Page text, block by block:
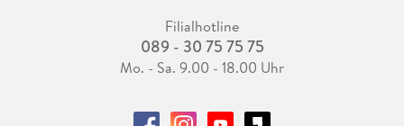
Filialhotline
089 - 30 75 75 75
Mo. - Sa. 9.00 - 18.00 Uhr